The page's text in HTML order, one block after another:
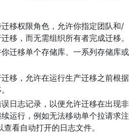
移权限角色，允许你指定团队和/
移，而无需组织所有者完成迁移。
迁移单个存储库、一系列存储库或
移，允许在运行生产迁移之前根据
日志记录，以便允许迁移在出现非
运行，例如无法移动单个拉请求注
看自动打开的日志文件。